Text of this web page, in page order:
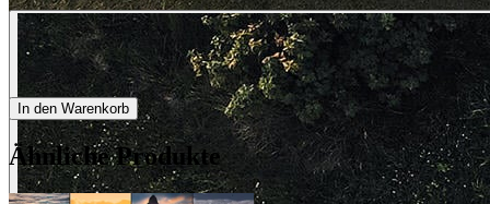
In den Warenkorb
Ähnliche Produkte